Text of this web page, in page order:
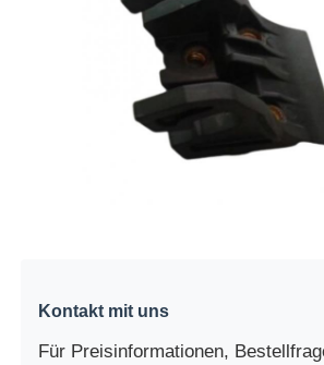
Kontakt mit uns
Für Preisinformationen,